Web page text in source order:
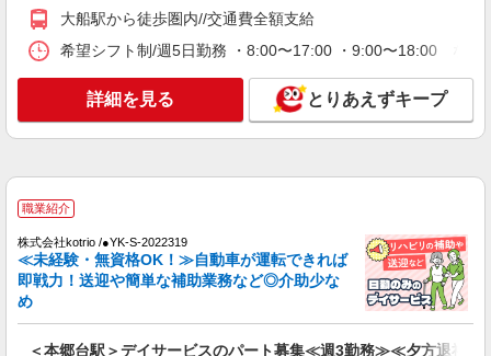
キープ 詳細を見る
株式会社kotrio /●YK-S-2083278
住宅型有料老人ホームSTAFF＊負担少なめで
資格勉強と両立可♪
により変動） ・固定残業手当：20,000円（10時
間） ※固定残業時間を超過する場合には超過勤務
手当として別途支給 ・夜勤手当：10,000円/1回
歓迎 ・認知症介護基礎研修 ・初任者研修 ・実務
者研修 ・介護福祉士 など
キープ 詳細を見る
職業紹介
大船駅から徒歩圏内//交通費全額支給
希望シフト制/週5日勤務 ・8:00〜17:00 ・9:00〜18:00 な
詳細を見る とりあえずキープ
職業紹介
株式会社kotrio /●YK-S-2022319
≪未経験・無資格OK！≫自動車が運転できれば
即戦力！送迎や簡単な補助業務など◎介助少な
め
＜本郷台駅＞デイサービスのパート募集≪週3勤務≫≪夕方退社≫